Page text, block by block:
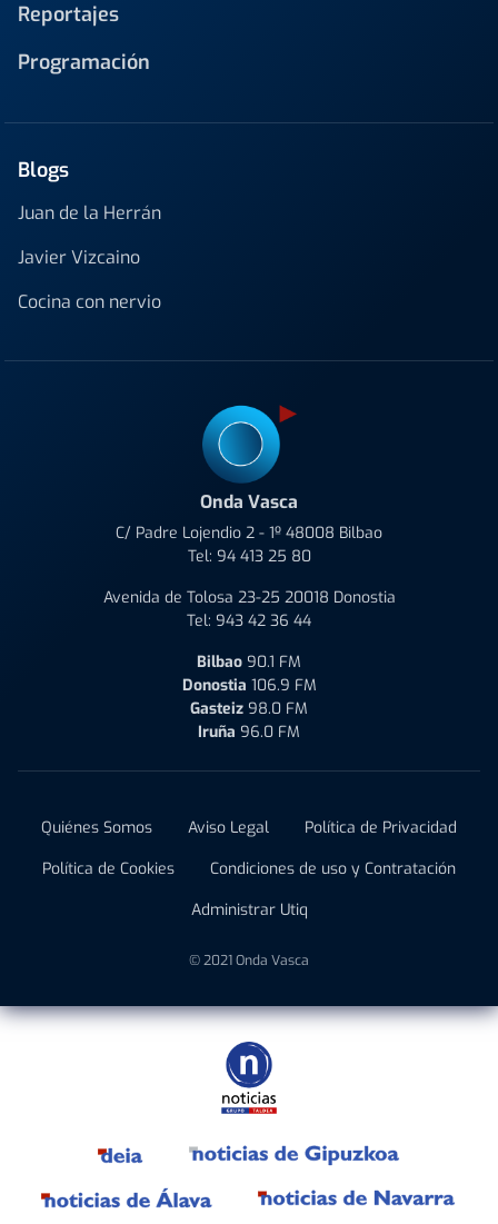
Reportajes
Programación
Blogs
Juan de la Herrán
Javier Vizcaino
Cocina con nervio
Onda Vasca
C/ Padre Lojendio 2 - 1º 48008 Bilbao
Tel: 94 413 25 80
Avenida de Tolosa 23-25 20018 Donostia
Tel: 943 42 36 44
Bilbao 90.1 FM
Donostia 106.9 FM
Gasteiz 98.0 FM
Iruña 96.0 FM
Quiénes Somos Aviso Legal
Política de Privacidad
Política de Cookies
Condiciones de uso y Contratación
Administrar Utiq
© 2021 Onda Vasca